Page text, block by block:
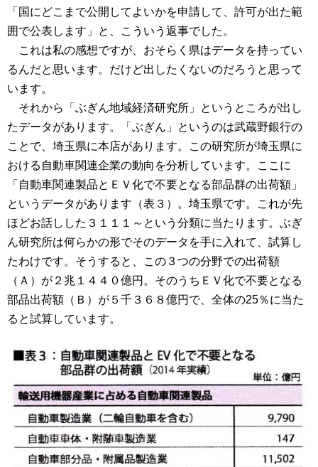
「国にどこまで公開してよいかを申請して、許可が出た範
囲で公表します」と、こういう返事でした。
これは私の感想ですが、おそらく県はデータを持ってい
るんだと思います。だけど出したくないのだろうと思って
います。
それから「ぶぎん地域経済研究所」というところが出し
たデータがあります。「ぶぎん」というのは武蔵野銀行の
ことで、埼玉県に本店があります。この研究所が埼玉県に
おける自動車関連企業の動向を分析しています。ここに
「自動車関連製品とＥＶ化で不要となる部品群の出荷額」
というデータがあります（表３）。埼玉県です。これが先
ほどお話しした３１１１～という分類に当たります。ぶぎ
ん研究所は何らかの形でそのデータを手に入れて、試算し
たわけです。そうすると、この３つの分野での出荷額
（Ａ）が２兆１４４０億円。そのうちＥＶ化で不要となる
部品出荷額（Ｂ）が５千３６８億円で、全体の25％に当た
ると試算しています。